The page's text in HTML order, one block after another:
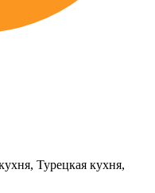
Турецкая кухня,